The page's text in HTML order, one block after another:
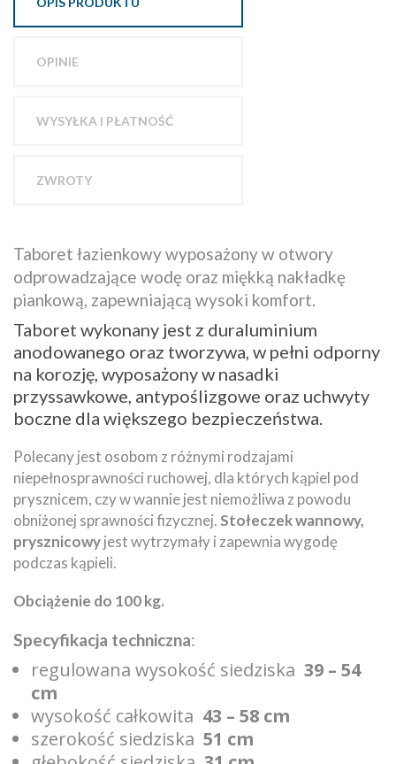
OPINIE
WYSYŁKA I PŁATNOŚĆ
ZWROTY
Taboret łazienkowy wyposażony w otwory
odprowadzające wodę oraz miękką nakładkę
piankową, zapewniającą wysoki komfort.
Taboret wykonany jest z duraluminium
anodowanego oraz tworzywa, w pełni odporny
na korozję, wyposażony w nasadki
przyssawkowe, antypoślizgowe oraz uchwyty
boczne dla większego bezpieczeństwa.
Polecany jest osobom z różnymi rodzajami
niepełnosprawności ruchowej, dla których kąpiel pod
prysznicem, czy w wannie jest niemożliwa z powodu
obniżonej sprawności fizycznej.Stołeczek wannowy,
prysznicowyjest wytrzymały i zapewnia wygodę
podczas kąpieli.
Obciążenie do 100 kg.
Specyfikacja techniczna:
regulowana wysokość siedziska 39 – 54
cm
wysokość całkowita 43 – 58 cm
szerokość siedziska 51 cm